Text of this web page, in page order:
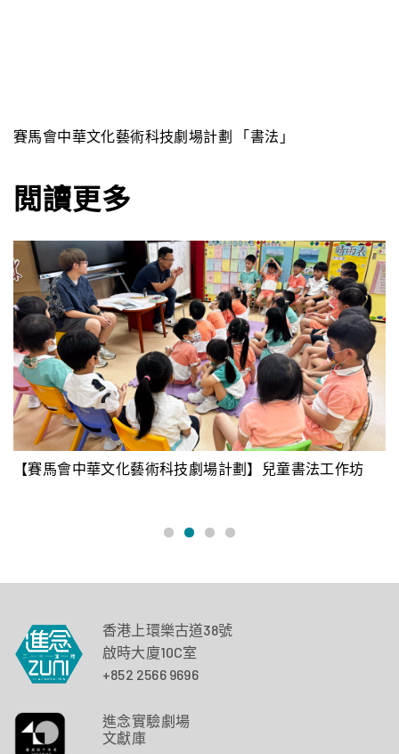
賽馬會中華文化藝術科技劇場計劃 「書法」
閲讀更多
【賽馬會中華文化藝術科技劇場計劃】兒童書法工作坊
香港上環樂古道38號
啟時大廈10C室
+852 2566 9696
進念實驗劇場
文獻庫